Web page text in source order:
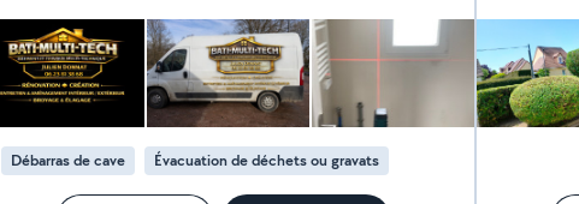
CRÉATION ENTRETIEN & AMÉNAGEMENT
INTÉRIEUR/EXTÉRIEUR - BROYAGE & ÉLAGAGE ~ Devis
gratuit
Débarras de cave Évacuation de déchets ou gravats